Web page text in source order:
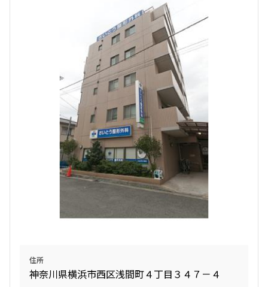
住所
神奈川県横浜市西区浅間町４丁目３４７－４